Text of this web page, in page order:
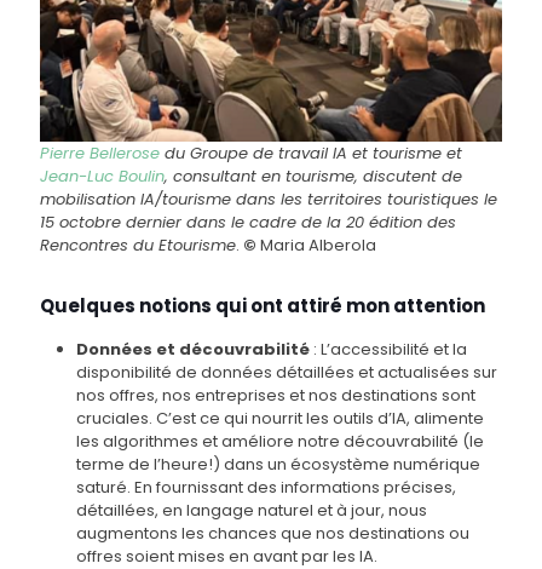
Pierre Bellerose du Groupe de travail IA et tourisme et
Jean-Luc Boulin, consultant en tourisme, discutent de
mobilisation IA/tourisme dans les territoires touristiques le
15 octobre dernier dans le cadre de la 20 édition des
Rencontres du Etourisme. © Maria Alberola
Quelques notions qui ont attiré mon attention
Données et découvrabilité : L’accessibilité et la
disponibilité de données détaillées et actualisées sur
nos offres, nos entreprises et nos destinations sont
cruciales. C’est ce qui nourrit les outils d’IA, alimente
les algorithmes et améliore notre découvrabilité (le
terme de l’heure!) dans un écosystème numérique
saturé. En fournissant des informations précises,
détaillées, en langage naturel et à jour, nous
augmentons les chances que nos destinations ou
offres soient mises en avant par les IA.